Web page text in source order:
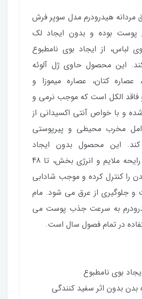
مردانه هیدرودرم مدل سوپر فرش
پوست بوده و بدون ایجاد لک
لباس، از ایجاد بوی نامطبوع
این محصول حاوی ژل آلوئه
عصاره کتان، عصاره میموزا و
و فاقد الکل است که موجب نرمی و
و با خواص آنتی اکسیدانی از
مخرب محیطی و پیرپوستی
این محصول بدون ایجاد
حساسیت و با رایحه ملایم و انرژی بخش، تا 48
را کنترل کرده و موجب شادابی
جلوگیری از عرق می شود. مام
به سرعت جذب پوست می
در تمام فصول سال است.
بوی نامطبوع
بدن بدون اثر سفید کنندگی